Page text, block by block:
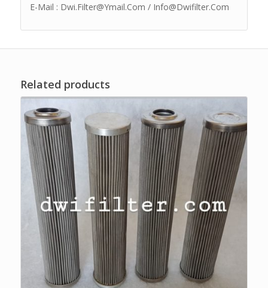
E-Mail : Dwi.Filter@Ymail.Com / Info@Dwifilter.Com
Related products